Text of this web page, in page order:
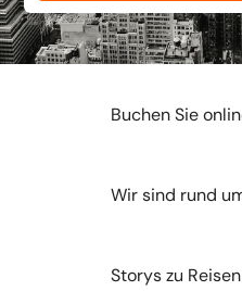
Buchen Sie
Wir sind rund
Storys zu